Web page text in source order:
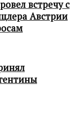
встречу с
Австрии